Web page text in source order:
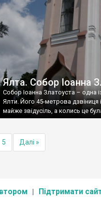
Ялта. Собор Іоанна
Собор Іоанна Златоуста – одна
Ялти. Його 45-метрова дзвіниця і
майже звідусіль, а колись це
5 Далі »
Підтримати